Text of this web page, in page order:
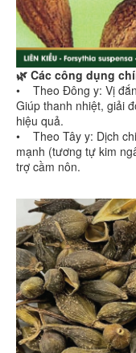
🌿 Các công dụng
• Theo Đông y: Vị
Giúp thanh nhiệt, giải
hiệu quả.
• Theo Tây y: Dịch
mạnh (tương tự kim
trợ cầm nôn.